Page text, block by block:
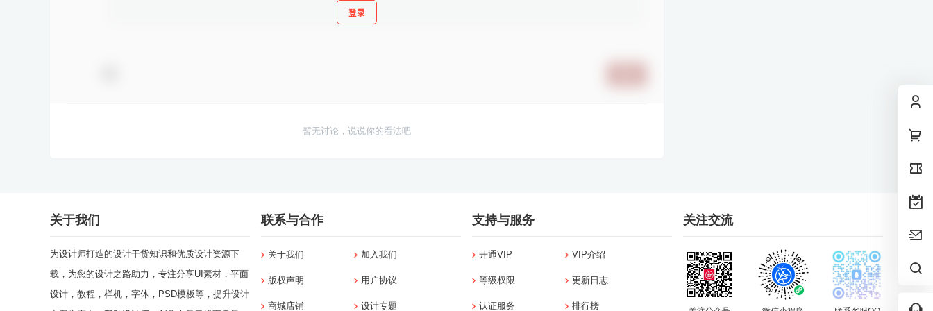
登录
暂无讨论，说说你的看法吧
关于我们
为设计师打造的设计干货知识和优质设计资源下
载，为您的设计之路助力，专注分享UI素材，平面
设计，教程，样机，字体，PSD模板等，提升设计
联系与合作
关于我们 加入我们
版权声明 用户协议
商城店铺 设计专题
支持与服务
开通VIP VIP介绍
等级权限 更新日志
认证服务 排行榜
关注交流